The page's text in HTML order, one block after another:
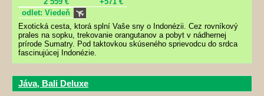
odlet: Viedeň
Exotická cesta, ktorá splní Vaše sny o Indonézii. Cez rovníkový
prales na sopku, trekovanie orangutanov a pobyt v nádhernej
prírode Sumatry. Pod taktovkou skúseného sprievodcu do srdca
fascinujúcej Indonézie.
Jáva, Bali Deluxe